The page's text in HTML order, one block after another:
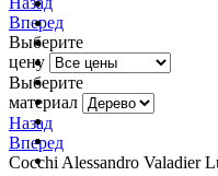
Вперед
Выберите
цену
Выберите
материал
Назад
Вперед
Cocchi Alessandro Valadier